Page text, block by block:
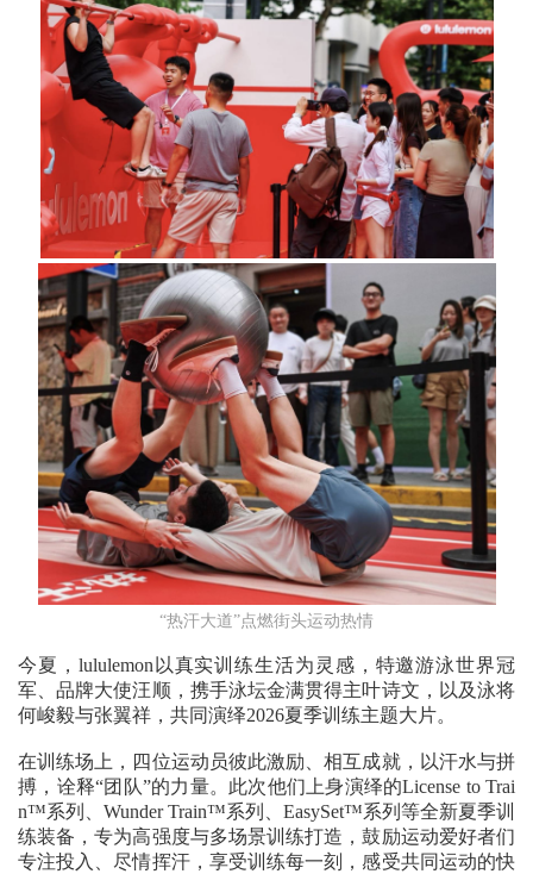
“热汗大道”点燃街头运动热情
今夏，lululemon以真实训练生活为灵感，特邀游泳世界冠
军、品牌大使汪顺，携手泳坛金满贯得主叶诗文，以及泳将
何峻毅与张翼祥，共同演绎2026夏季训练主题大片。
在训练场上，四位运动员彼此激励、相互成就，以汗水与拼
搏，诠释“团队”的力量。此次他们上身演绎的License to Trai
n™系列、Wunder Train™系列、EasySet™系列等全新夏季训
练装备，专为高强度与多场景训练打造，鼓励运动爱好者们
专注投入、尽情挥汗，享受训练每一刻，感受共同运动的快